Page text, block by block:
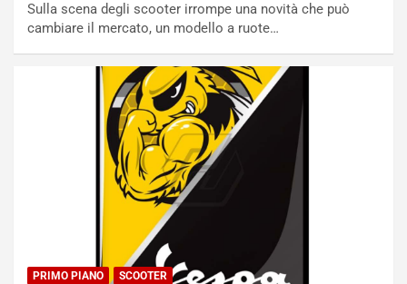
Sulla scena degli scooter irrompe una novità che può
cambiare il mercato, un modello a ruote…
PRIMO PIANO SCOOTER